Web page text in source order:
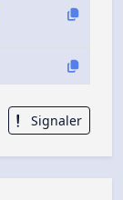
Signaler